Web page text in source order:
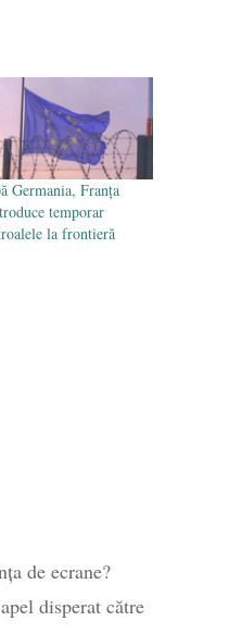
Bustul
înlăturat din Iași
Germania, Franța
temporar
la frontieră
de ecrane?
disperat către